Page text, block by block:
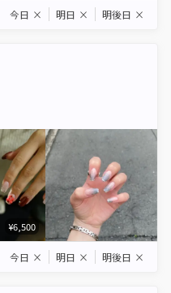
今日 × 明日 × 明後日 ×
¥6,500
今日 × 明日 × 明後日 ×